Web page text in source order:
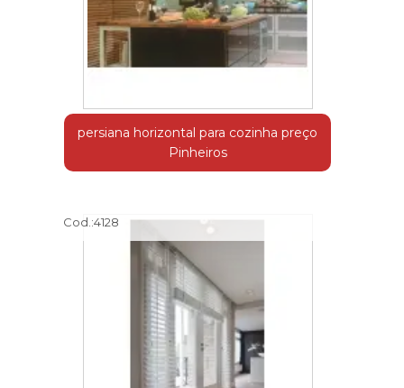
persiana horizontal para cozinha preço
Pinheiros
Cod.:4128